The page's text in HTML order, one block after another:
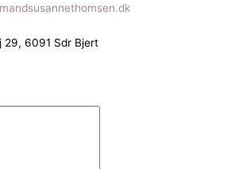
29, 6091 Sdr Bjert